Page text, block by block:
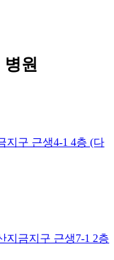
원
지구 근생4-1 4층 (다
지금지구 근생7-1 2층